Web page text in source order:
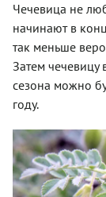
Чечевица не
начинают в
так меньше
Затем чечевицу
сезона можно
году.